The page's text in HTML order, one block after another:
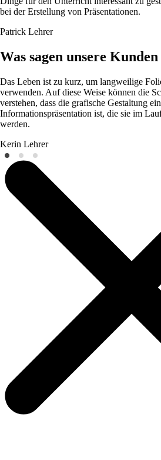
bei der Erstellung von Präsentationen.
Patrick Lehrer
Was sagen unsere
Das Leben ist zu kurz, um langweilige
verwenden. Auf diese Weise können die
verstehen, dass die grafische Gestaltung
Informationspräsentation ist, die sie im
werden.
Kerin Lehrer